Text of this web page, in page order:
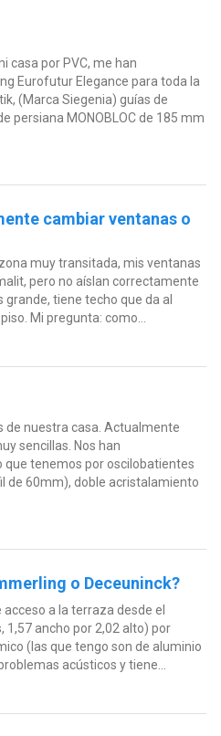
casa por PVC, me han
Eurofutur Elegance para toda la
(Marca Siegenia) guías de
persiana MONOBLOC de 185 mm
cambiar ventanas o
muy transitada, mis ventanas
pero no aíslan correctamente
tiene techo que da al
Mi pregunta: como...
de nuestra casa. Actualmente
sencillas. Nos han
que tenemos por oscilobatientes
de 60mm), doble acristalamiento
o Deceuninck?
a la terraza desde el
1,57 ancho por 2,02 alto) por
(las que tengo son de aluminio
acústicos y tiene...